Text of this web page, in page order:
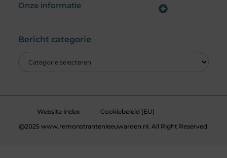
Onze informatie
Bericht categorie
Website index
Cookiebeleid (EU)
@2025 www.remonstrantenleeuwarden.nl. All Right Reserved.